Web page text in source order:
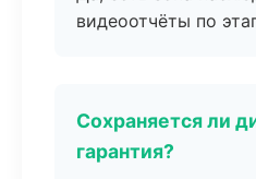
видеоотчёты по
Сохраняется ли
гарантия?